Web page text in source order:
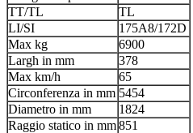
TT/TL
TL
LI/SI
175A8/172D
Max kg
6900
Largh in mm
378
Max km/h
65
Circonferenza in mm 5454
Diametro in mm
1824
Raggio statico in mm851